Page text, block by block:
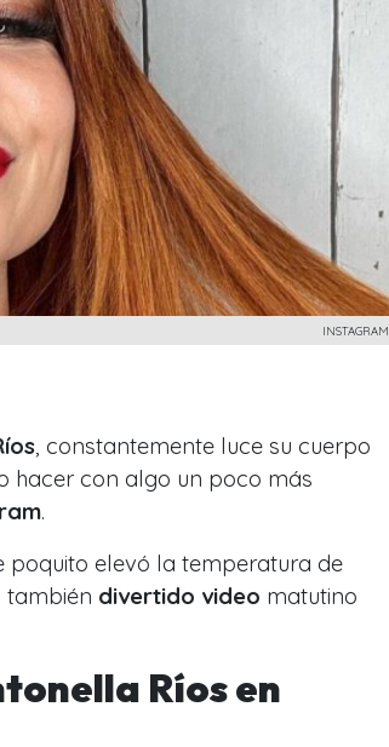
INSTAGRAM
, constantemente luce su cuerpo
hacer con algo un poco más
.
poquito elevó la temperatura de
también divertido video matutino
Ríos en